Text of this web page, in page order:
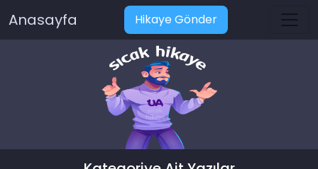
Anasayfa Hikaye Gönder